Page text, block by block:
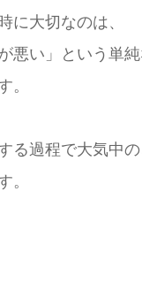
に大切なのは、
悪い」という単
。
る過程で大気中
。